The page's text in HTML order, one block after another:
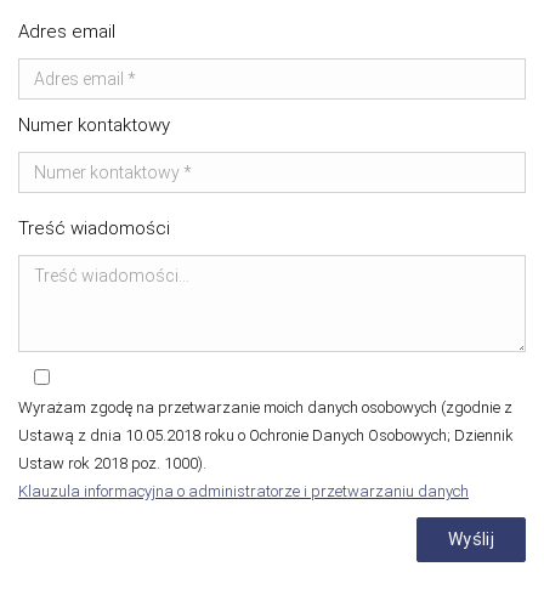
Adres email
Numer kontaktowy
Treść wiadomości
Wyrażam zgodę na przetwarzanie moich danych osobowych (zgodnie z
Ustawą z dnia 10.05.2018 roku o Ochronie Danych Osobowych; Dziennik
Ustaw rok 2018 poz. 1000).
Klauzula informacyjna o administratorze i przetwarzaniu danych